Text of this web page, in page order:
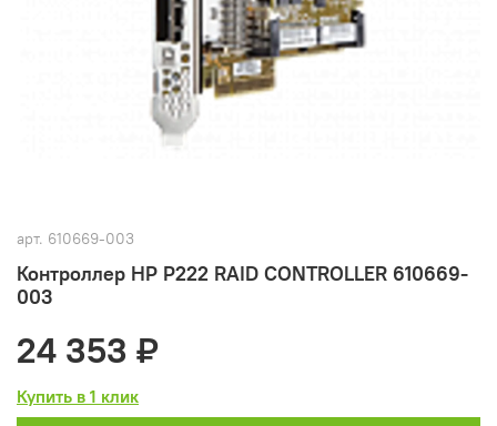
арт. 610669-003
Контроллер HP P222 RAID CONTROLLER 610669-
003
24 353 ₽
Купить в 1 клик